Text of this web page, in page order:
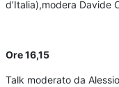
d’Italia),modera Davide
Ore 16,15
Talk moderato da